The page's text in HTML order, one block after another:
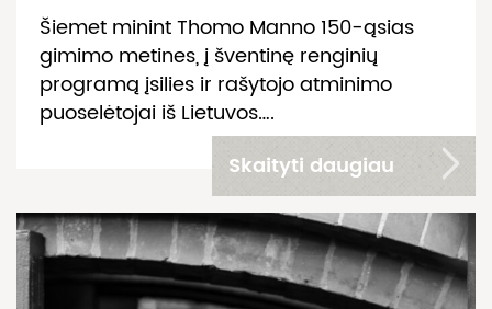
Šiemet minint Thomo Manno 150-ąsias
gimimo metines, į šventinę renginių
programą įsilies ir rašytojo atminimo
puoselėtojai iš Lietuvos….
Skaityti daugiau